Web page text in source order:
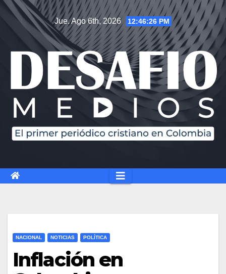
Jue. Ago 6th, 2026 12:46:27 PM
NACIONAL NOTICIAS POLÍTICA
Inflación en